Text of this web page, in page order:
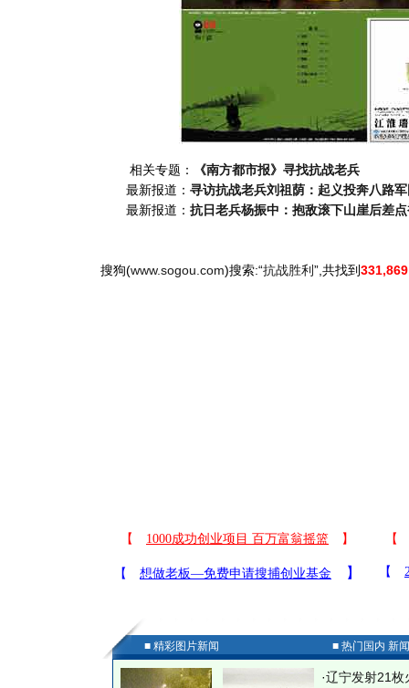
相关专题：
《南方都市报》寻找抗战老兵
最新报道： 寻访抗战老兵刘祖荫：起义投奔八路
最新报道： 抗日老兵杨振中：抱敌滚下山崖后差
搜狗(www.sogou.com)搜索:“抗战胜利 ”,共找到
■ 精彩图片新闻 ■ 热门国内 新
·辽宁发射21枚